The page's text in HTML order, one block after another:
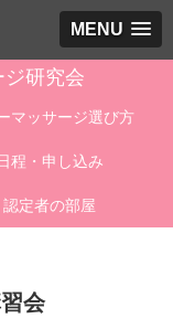
MENU
研究会
マッサージ選び方
程・申し込み
認定者の部屋
会